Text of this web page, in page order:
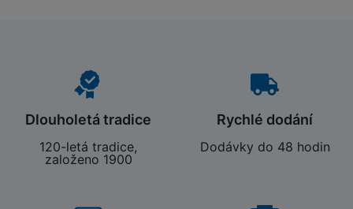
Dlouholetá tradice
120-letá tradice,
založeno 1900
Rychlé dodání
Dodávky do 48 hodin